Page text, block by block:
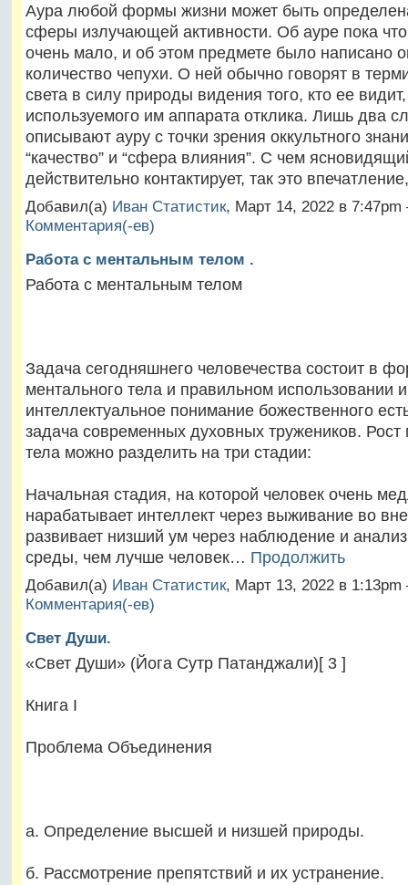
Аура любой формы жизни может быть
сферы излучающей активности. Об ауре пока что
очень мало, и об этом предмете было написано
количество чепухи. О ней обычно говорят в
света в силу природы видения того, кто ее
используемого им аппарата отклика. Лишь два
описывают ауру с точки зрения оккультного
“качество” и “сфера влияния”. С чем
действительно контактирует, так это
Добавил(а) Иван Статистик, Март 14, 2022 в
Комментария(-ев)
Работа с ментальным телом .
Работа с ментальным телом
Задача сегодняшнего человечества состоит в
ментального тела и правильном использовании
интеллектуальное понимание божественного
задача современных духовных тружеников. Рост
тела можно разделить на три стадии:
Начальная стадия, на которой человек очень
нарабатывает интеллект через выживание во
развивает низший ум через наблюдение и
среды, чем лучше человек… Продолжить
Добавил(а) Иван Статистик, Март 13, 2022 в
Комментария(-ев)
Свет Души.
«Свет Души» (Йога Сутр Патанджали)[ 3 ]
Книга I
Проблема Объединения
а. Определение высшей и низшей природы.
б. Рассмотрение препятствий и их устранение.